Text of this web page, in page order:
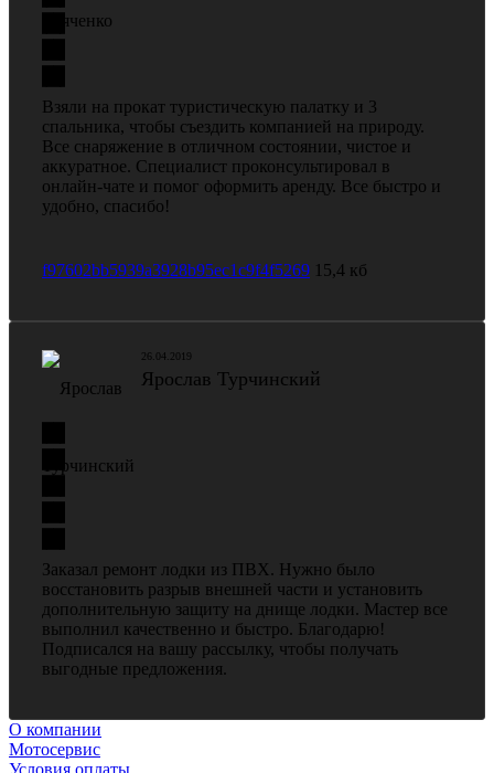
Взяли на прокат туристическую палатку и 3
спальника, чтобы съездить компанией на природу.
Все снаряжение в отличном состоянии, чистое и
аккуратное. Специалист проконсультировал в
онлайн-чате и помог оформить аренду. Все быстро и
удобно, спасибо!
f97602bb5939a3928b95ec1c9f4f5269 15,4 кб
26.04.2019
Ярослав Турчинский
Заказал ремонт лодки из ПВХ. Нужно было
восстановить разрыв внешней части и установить
дополнительную защиту на днище лодки. Мастер все
выполнил качественно и быстро. Благодарю!
Подписался на вашу рассылку, чтобы получать
выгодные предложения.
О компании
Мотосервис
Условия оплаты